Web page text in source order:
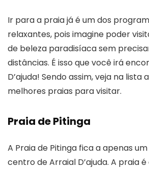
Ir para a praia já é um dos
relaxantes, pois imagine poder
de beleza paradisíaca sem
distâncias. É isso que você irá
D’ajuda! Sendo assim, veja na lista
melhores praias para visitar.
Praia de Pitinga
A Praia de Pitinga fica a apenas
centro de Arraial D’ajuda. A praia